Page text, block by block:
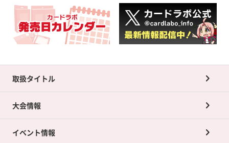
取扱タイトル
大会情報
イベント情報